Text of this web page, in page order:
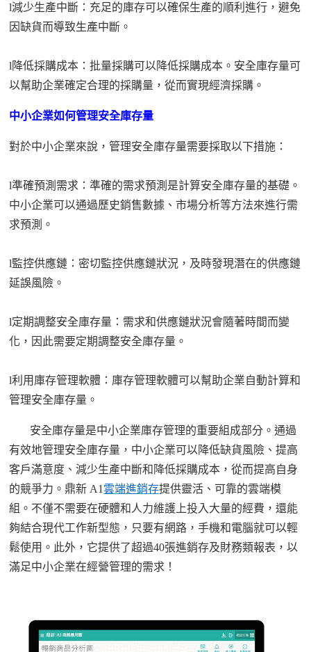
l減少生產中斷：充足的庫存可以確保生產的順利進行，避免
因缺貨而導致生產中斷。
l 降低採購成本：批量採購可以降低採購成本。安全庫存量可
以幫助企業確定合理的採購量，從而實現經濟採購。
中小企業如何管理安全庫存量
對於中小企業來說，管理安全庫存量需要採取以下措施：
l準確預測需求：準確的需求預測是計算安全庫存量的基礎。
中小企業可以通過歷史銷售數據、市場分析等方法來進行需
求預測。
l監控供應鏈：密切監控供應鏈狀況，及時發現潛在的供應鏈
延誤風險。
l定期調整安全庫存量：需求和供應鏈狀況會隨著時間而變
化，因此需要定期調整安全庫存量。
l利用庫存管理軟體 ：庫存管理軟體可以幫助企業自動計算和
管理安全庫存量。
安全庫存量是中小企業庫存管理的重要組成部分。通過
有效地管理安全庫存量，中小企業可以降低缺貨風險、提高
客戶滿意度、減少生產中斷和降低採購成本，從而提高自身
的競爭力。鼎新 A1雲端進銷存提供靈活、可靠的雲端模
組。不僅不需要在硬體和人力維護上投入大量的經費，還能
夠結合現代工作新型態，只要有網路，手機和電腦就可以輕
鬆使用。此外，它提供了超過40張進銷存及財務類報表，以
滿足中小企業在經營管理的需求！